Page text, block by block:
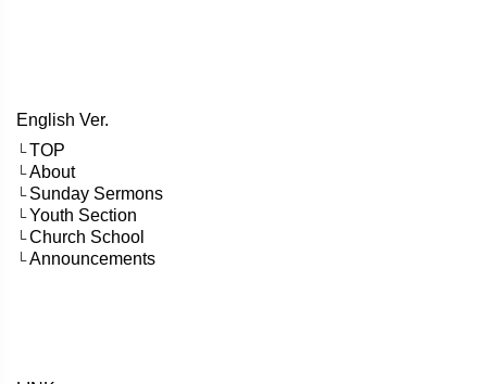
English Ver.
└TOP
└About
└ Sunday Sermons
└Youth Section
└Church School
└Announcements